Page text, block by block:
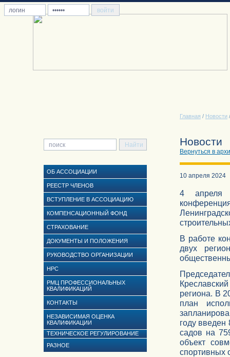
Главная / Новости
ОБ АССОЦИАЦИИ
РЕЕСТР ЧЛЕНОВ
ВСТУПЛЕНИЕ В АССОЦИАЦИЮ
КОМПЕНСАЦИОННЫЙ ФОНД
СТРАХОВАНИЕ
ДОКУМЕНТЫ И ПОЛОЖЕНИЯ
РУКОВОДСТВО ОРГАНИЗАЦИИ
НРС
РМЦ ПРОФЕССИОНАЛЬНЫХ
КВАЛИФИКАЦИЙ
КОНТАКТЫ
НЕЗАВИСИМАЯ ОЦЕНКА
КВАЛИФИКАЦИИ
ТЕХНИЧЕСКОЕ РЕГУЛИРОВАНИЕ
РАЗНОЕ
Новости
Вернуться в
10 апреля 2024
4 апреля
В работе
двух
региона. В
план
году введен
садов на
объект
спортивных